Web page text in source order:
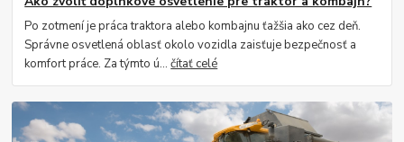
Po zotmení je práca traktora alebo kombajnu ťažšia ako cez deň.
Správne osvetlená oblasť okolo vozidla zaisťuje bezpečnosť a
komfort práce. Za týmto ú...čítať celé